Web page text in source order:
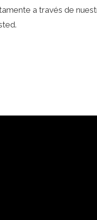
a través de